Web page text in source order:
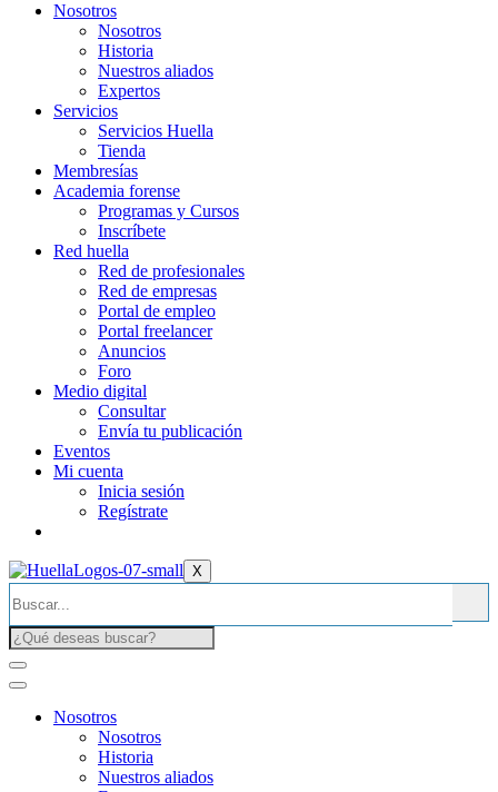
Nosotros
Nosotros
Historia
Nuestros aliados
Expertos
Servicios
Servicios Huella
Tienda
Membresías
Academia forense
Programas y Cursos
Inscríbete
Red huella
Red de profesionales
Red de empresas
Portal de empleo
Portal freelancer
Anuncios
Foro
Medio digital
Consultar
Envía tu publicación
Eventos
Mi cuenta
Inicia sesión
Regístrate
X
Nosotros
Nosotros
Historia
Nuestros aliados